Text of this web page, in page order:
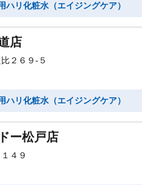
リ化粧水（エイジングケア）
店
２６９-５
リ化粧水（エイジングケア）
ー松戸店
４９